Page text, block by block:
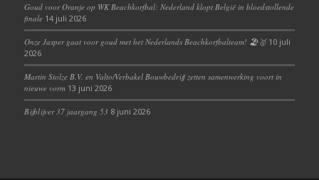
Goud voor Oranje op WK Beachkorfbal: Nederland klopt België in bloedstollende
finale 14 juli 2026
Onze Jasper gaat voor goud met het Nederlands Beachkorfbalteam! 🏖️🥇 10 juli
2026
Martin Stolze B.V. en Valto/Verbakel Bouwbedrijf zetten samenwerking voort in
nieuwe vorm 13 juni 2026
Bijblijver 37 jaargang 53 8 juni 2026